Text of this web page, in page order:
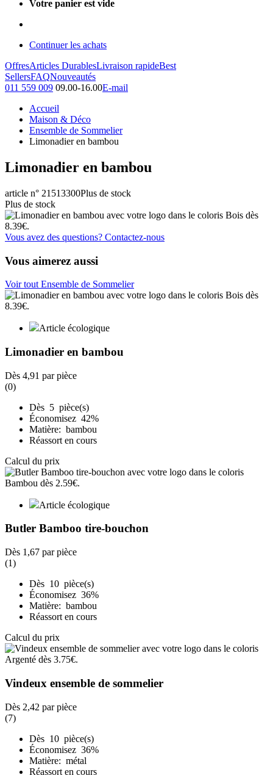
Votre panier est vide
Continuer les achats
OffresArticles DurablesLivraison rapideBest
SellersFAQNouveautés
011 559 009 09.00-16.00E-mail
Accueil
Maison & Déco
Ensemble de Sommelier
Limonadier en bambou
Limonadier en bambou
article n° 21513300Plus de stock
Plus de stock
Vous avez des questions? Contactez-nous
Vous aimerez aussi
Voir tout Ensemble de Sommelier
Article écologique
Limonadier en bambou
Dès 4,91 par pièce
(0)
Dès 5 pièce(s)
Économisez 42%
Matière: bambou
Réassort en cours
Calcul du prix
Article écologique
Butler Bamboo tire-bouchon
Dès 1,67 par pièce
(1)
Dès 10 pièce(s)
Économisez 36%
Matière: bambou
Réassort en cours
Calcul du prix
Vindeux ensemble de sommelier
Dès 2,42 par pièce
(7)
Dès 10 pièce(s)
Économisez 36%
Matière: métal
Réassort en cours